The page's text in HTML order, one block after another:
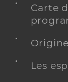
Carte
Les